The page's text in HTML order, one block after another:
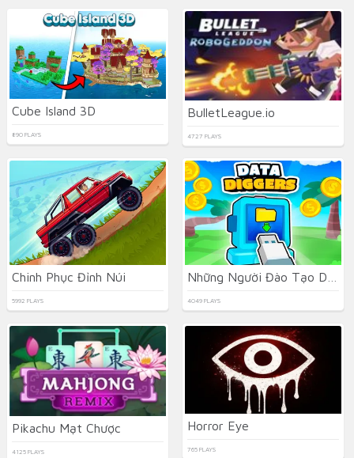
Cube Island 3D
890 PLAYS
BulletLeague.io
4727 PLAYS
Chinh Phục Đỉnh Núi
5992 PLAYS 4049 PLAYS
Pikachu Mạt Chược
4125 PLAYS
Horror Eye
765 PLAYS